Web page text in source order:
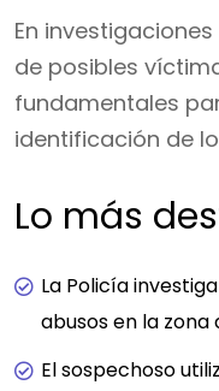
En
de posibles
fundamentales
identificación de
Lo más
La Policía
abusos en la zona
El sospechoso